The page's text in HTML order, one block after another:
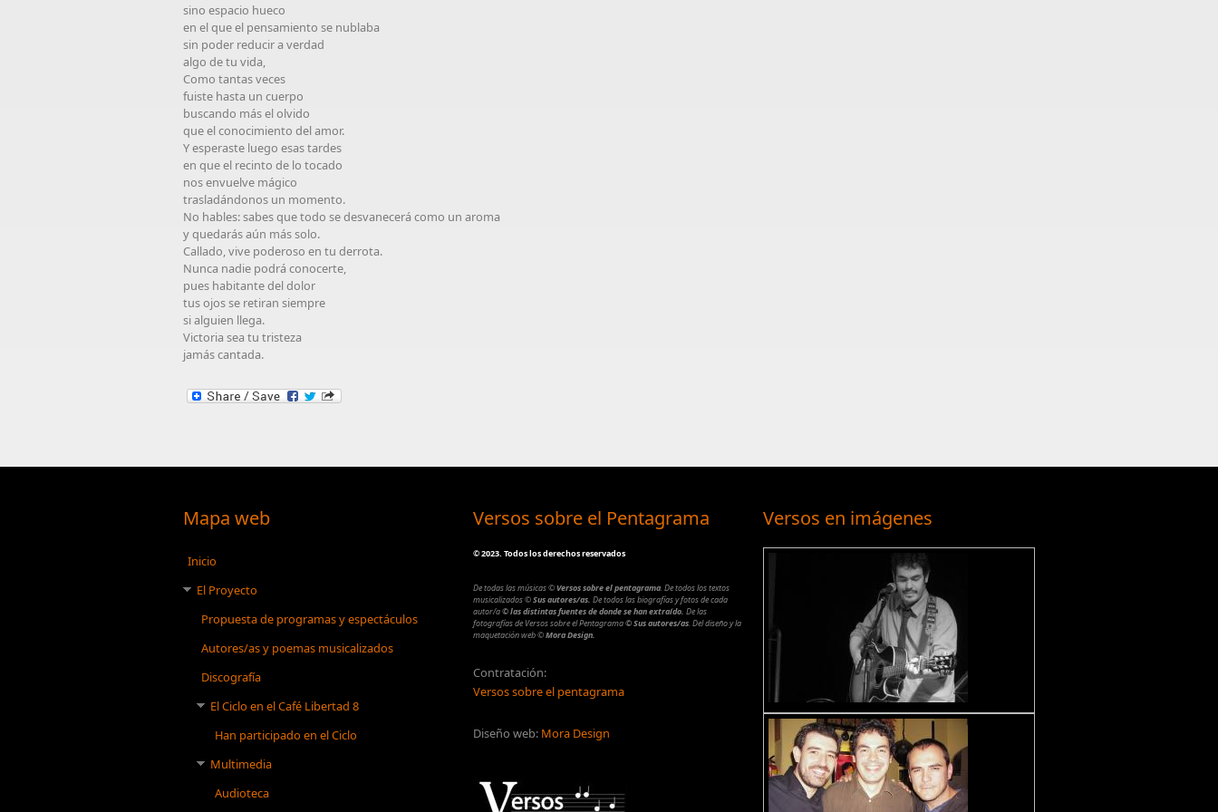
sino espacio hueco
en el que el pensamiento se nublaba
sin poder reducir a verdad
algo de tu vida,
Como tantas veces
fuiste hasta un cuerpo
buscando más el olvido
que el conocimiento del amor.
Y esperaste luego esas tardes
en que el recinto de lo tocado
nos envuelve mágico
trasladándonos un momento.
No hables: sabes que todo se desvanecerá como un aroma
y quedarás aún más solo.
Callado, vive poderoso en tu derrota.
Nunca nadie podrá conocerte,
pues habitante del dolor
tus ojos se retiran siempre
si alguien llega.
Victoria sea tu tristeza
jamás cantada.
Mapa web
Inicio
El Proyecto
Propuesta de programas y espectáculos
Autores/as y poemas musicalizados
Discografía
El Ciclo en el Café Libertad 8
Han participado en el Ciclo
Multimedia
Audioteca
Versos sobre el Pentagrama
©2023. Todos los derechos reservados
De todas las músicas© Versos sobre el pentagrama. De todos los textos
musicalizados©Sus autores/as. De todos las biografías y fotos de cada
autor/a© las distintas fuentes de donde se han extraído. De las
fotografías de Versos sobre el Pentagrama© Sus autores/as. Del diseño y la
maquetación web©Mora Design.
Contratación:
Versos sobre el pentagrama
Diseño web: Mora Design
Versos en imágenes